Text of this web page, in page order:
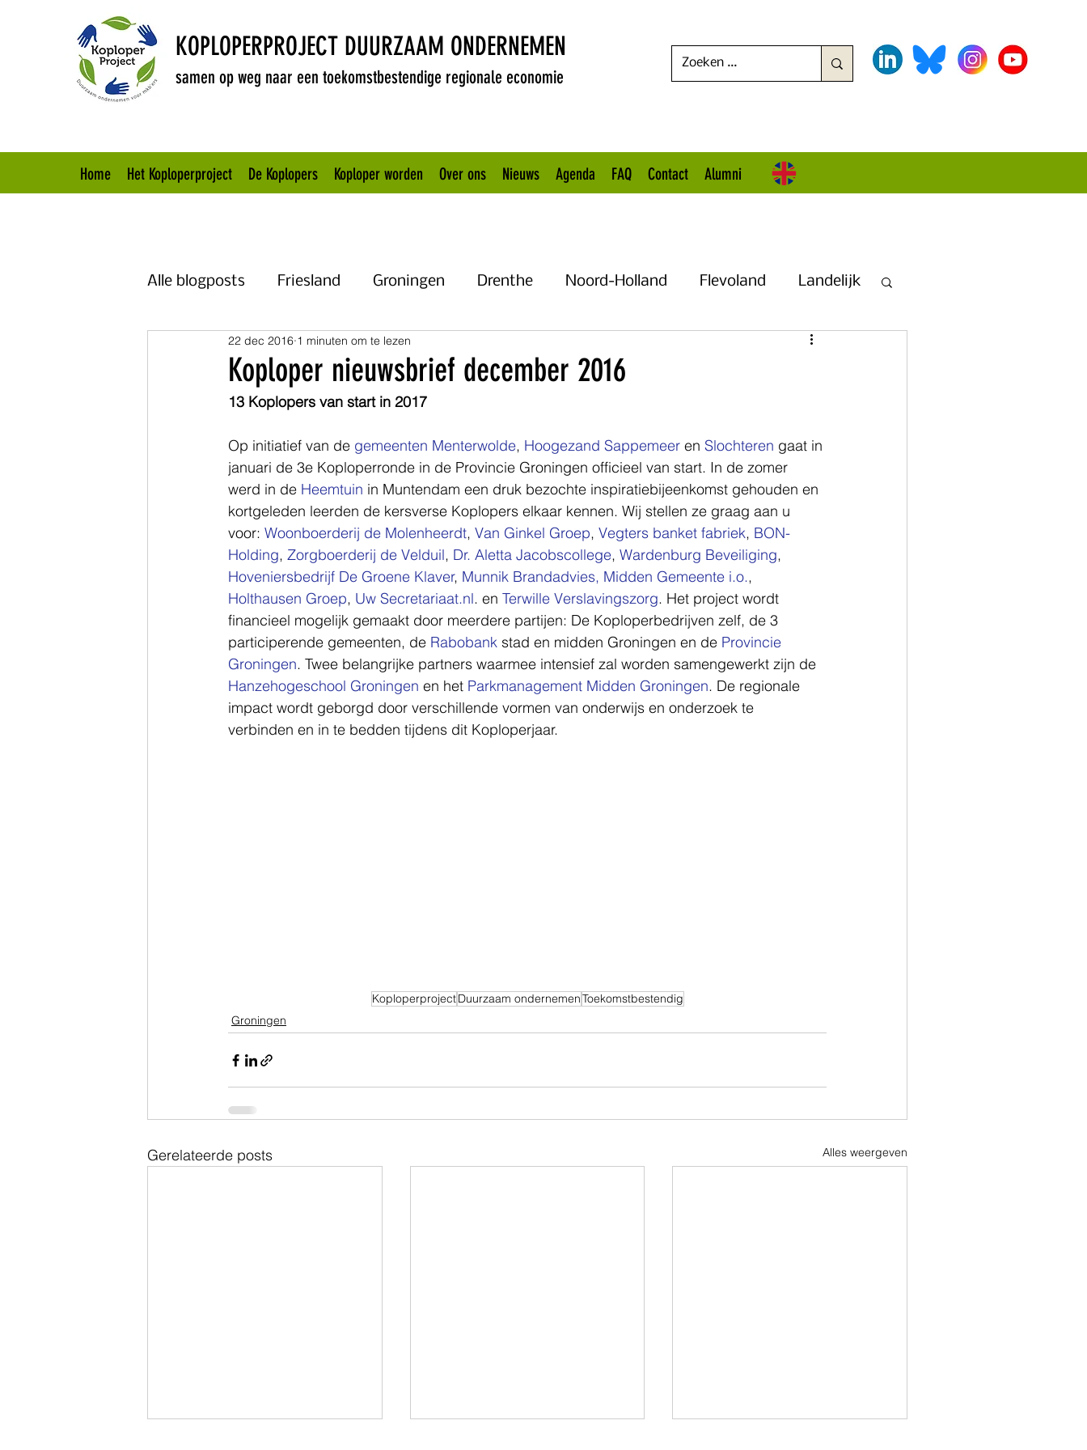
KOPLOPERPROJECT DUURZAAM ONDERNEMEN
samen op weg naar een toekomstbestendige regionale economie
Home Het Koploperproject De Koplopers Koploper worden Over ons Nieuws Agenda FAQ Contact Alumni
Alle blogposts Friesland Groningen Drenthe Noord-Holland Flevoland Landelijk
Brabant Overijssel Uitgelicht Flevoland + Overijssel
Zuid-Holland
Koploper nieuwsbrief december 2016
22 dec 2016 1 minuten om te lezen
13 Koplopers van start in 2017
Op initiatief van de gemeenten Menterwolde, Hoogezand Sappemeer en Slochteren gaat in
januari de 3e Koploperronde in de Provincie Groningen officieel van start. In de zomer
werd in de Heemtuin in Muntendam een druk bezochte inspiratiebijeenkomst gehouden en
kortgeleden leerden de kersverse Koplopers elkaar kennen. Wij stellen ze graag aan u
voor: Woonboerderij de Molenheerdt, Van Ginkel Groep, Vegters banket fabriek, BON-
Holding, Zorgboerderij de Velduil, Dr. Aletta Jacobscollege, Wardenburg Beveiliging,
Hoveniersbedrijf De Groene Klaver, Munnik Brandadvies, Midden Gemeente i.o.,
Holthausen Groep, Uw Secretariaat.nl. en Terwille Verslavingszorg. Het project wordt
financieel mogelijk gemaakt door meerdere partijen: De Koploperbedrijven zelf, de 3
participerende gemeenten, de Rabobank stad en midden Groningen en de Provincie
Groningen. Twee belangrijke partners waarmee intensief zal worden samengewerkt zijn de
Hanzehogeschool Groningen en het Parkmanagement Midden Groningen. De regionale
impact wordt geborgd door verschillende vormen van onderwijs en onderzoek te
verbinden en in te bedden tijdens dit Koploperjaar.
KoploperprojectDuurzaam ondernemenToekomstbestendig
Groningen
Gerelateerde posts Alles weergeven